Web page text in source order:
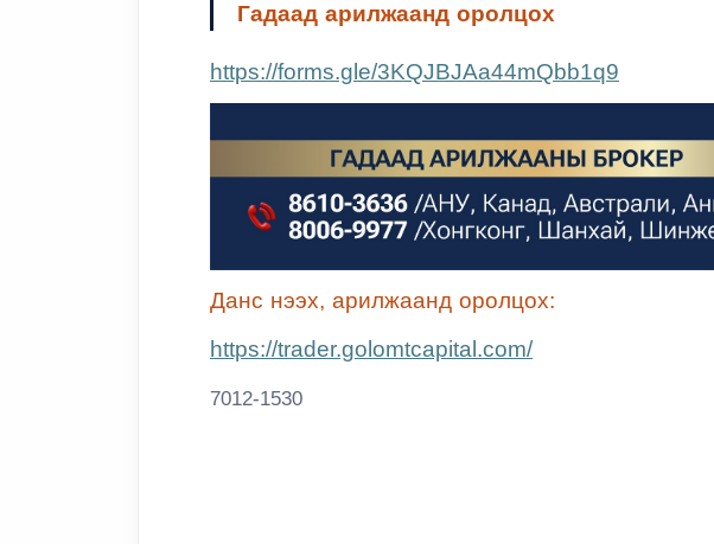
Гадаад арилжаанд оролцох
https://forms.gle/3KQJBJAa44mQbb1q9
Данс нээх, арилжаанд оролцох:
https://trader.golomtcapital.com/
7012-1530